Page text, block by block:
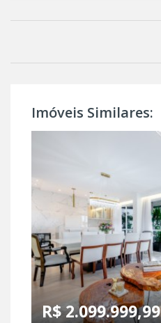
Imóveis Similares:
R$ 2.099.999,99